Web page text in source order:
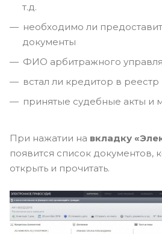
т.д.
необходимо ли
документы
ФИО арбитражного
встал ли кредитор в реестр
принятые судебные акты и
При нажатии на вкладку
появится список документов,
открыть и прочитать.